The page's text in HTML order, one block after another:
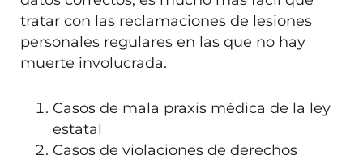
tratar con las reclamaciones de lesiones
personales regulares en las que no hay
muerte involucrada.
Casos de mala praxis médica de la ley
estatal
Casos de violaciones de derechos